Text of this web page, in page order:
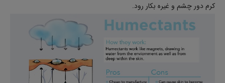
کرم دور چشم و غیره بکار رود.